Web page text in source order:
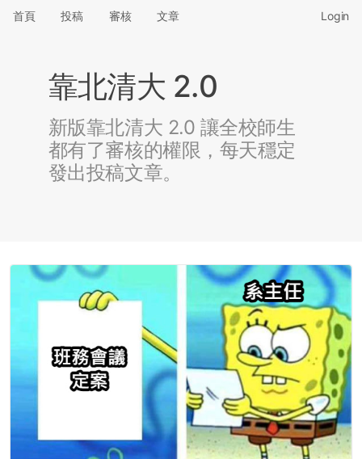
首頁 投稿 審核 文章 Login
靠北清大 2.0
新版靠北清大 2.0 讓全校師生
都有了審核的權限，每天穩定
發出投稿文章。